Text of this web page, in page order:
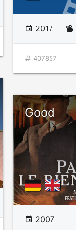
2017
407857
Good
2007